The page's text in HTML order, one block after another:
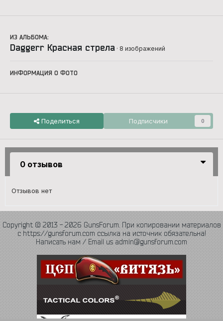
ИЗ АЛЬБОМА:
Daggerr Красная стрела · 8 изображений
ИНФОРМАЦИЯ О ФОТО
Поделиться Подписчики 0
0 отзывов
Отзывов нет
Copyright © 2013 - 2026 GunsForum. При копировании материалов
с https://gunsforum.com ссылка на источник обязательна!
Написать нам / Email us admin@gunsforum.com